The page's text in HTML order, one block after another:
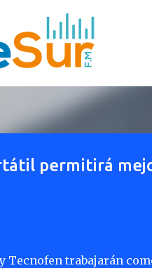
permitirá
Tecnofen trabajarán